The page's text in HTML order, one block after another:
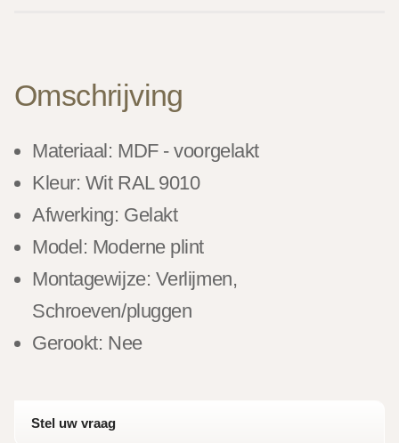
Omschrijving
Materiaal: MDF - voorgelakt
Kleur: Wit RAL 9010
Afwerking: Gelakt
Model: Moderne plint
Montagewijze: Verlijmen,
Schroeven/pluggen
Gerookt: Nee
Stel uw vraag